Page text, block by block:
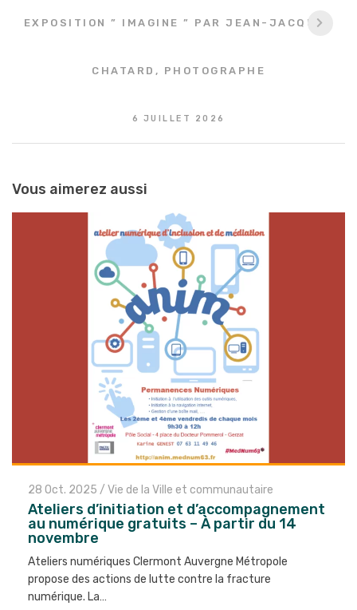
EXPOSITION ” IMAGINE ” PAR JEAN-JACQUES
CHATARD, PHOTOGRAPHE
6 JUILLET 2026
Vous aimerez aussi
28 Oct. 2025 / Vie de la Ville et communautaire
Ateliers d’initiation et d’accompagnement
au numérique gratuits – À partir du 14
novembre
Ateliers numériques Clermont Auvergne Métropole
propose des actions de lutte contre la fracture
numérique. La…